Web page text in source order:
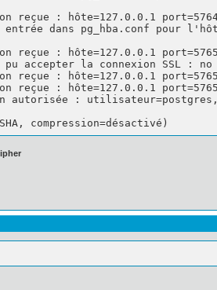
reçue : hôte=127.0.0.1
entrée dans pg_hba.conf pour
reçue : hôte=127.0.0.1
pu accepter la connexion SSL :
reçue : hôte=127.0.0.1
reçue : hôte=127.0.0.1
autorisée :
compression=désactivé)